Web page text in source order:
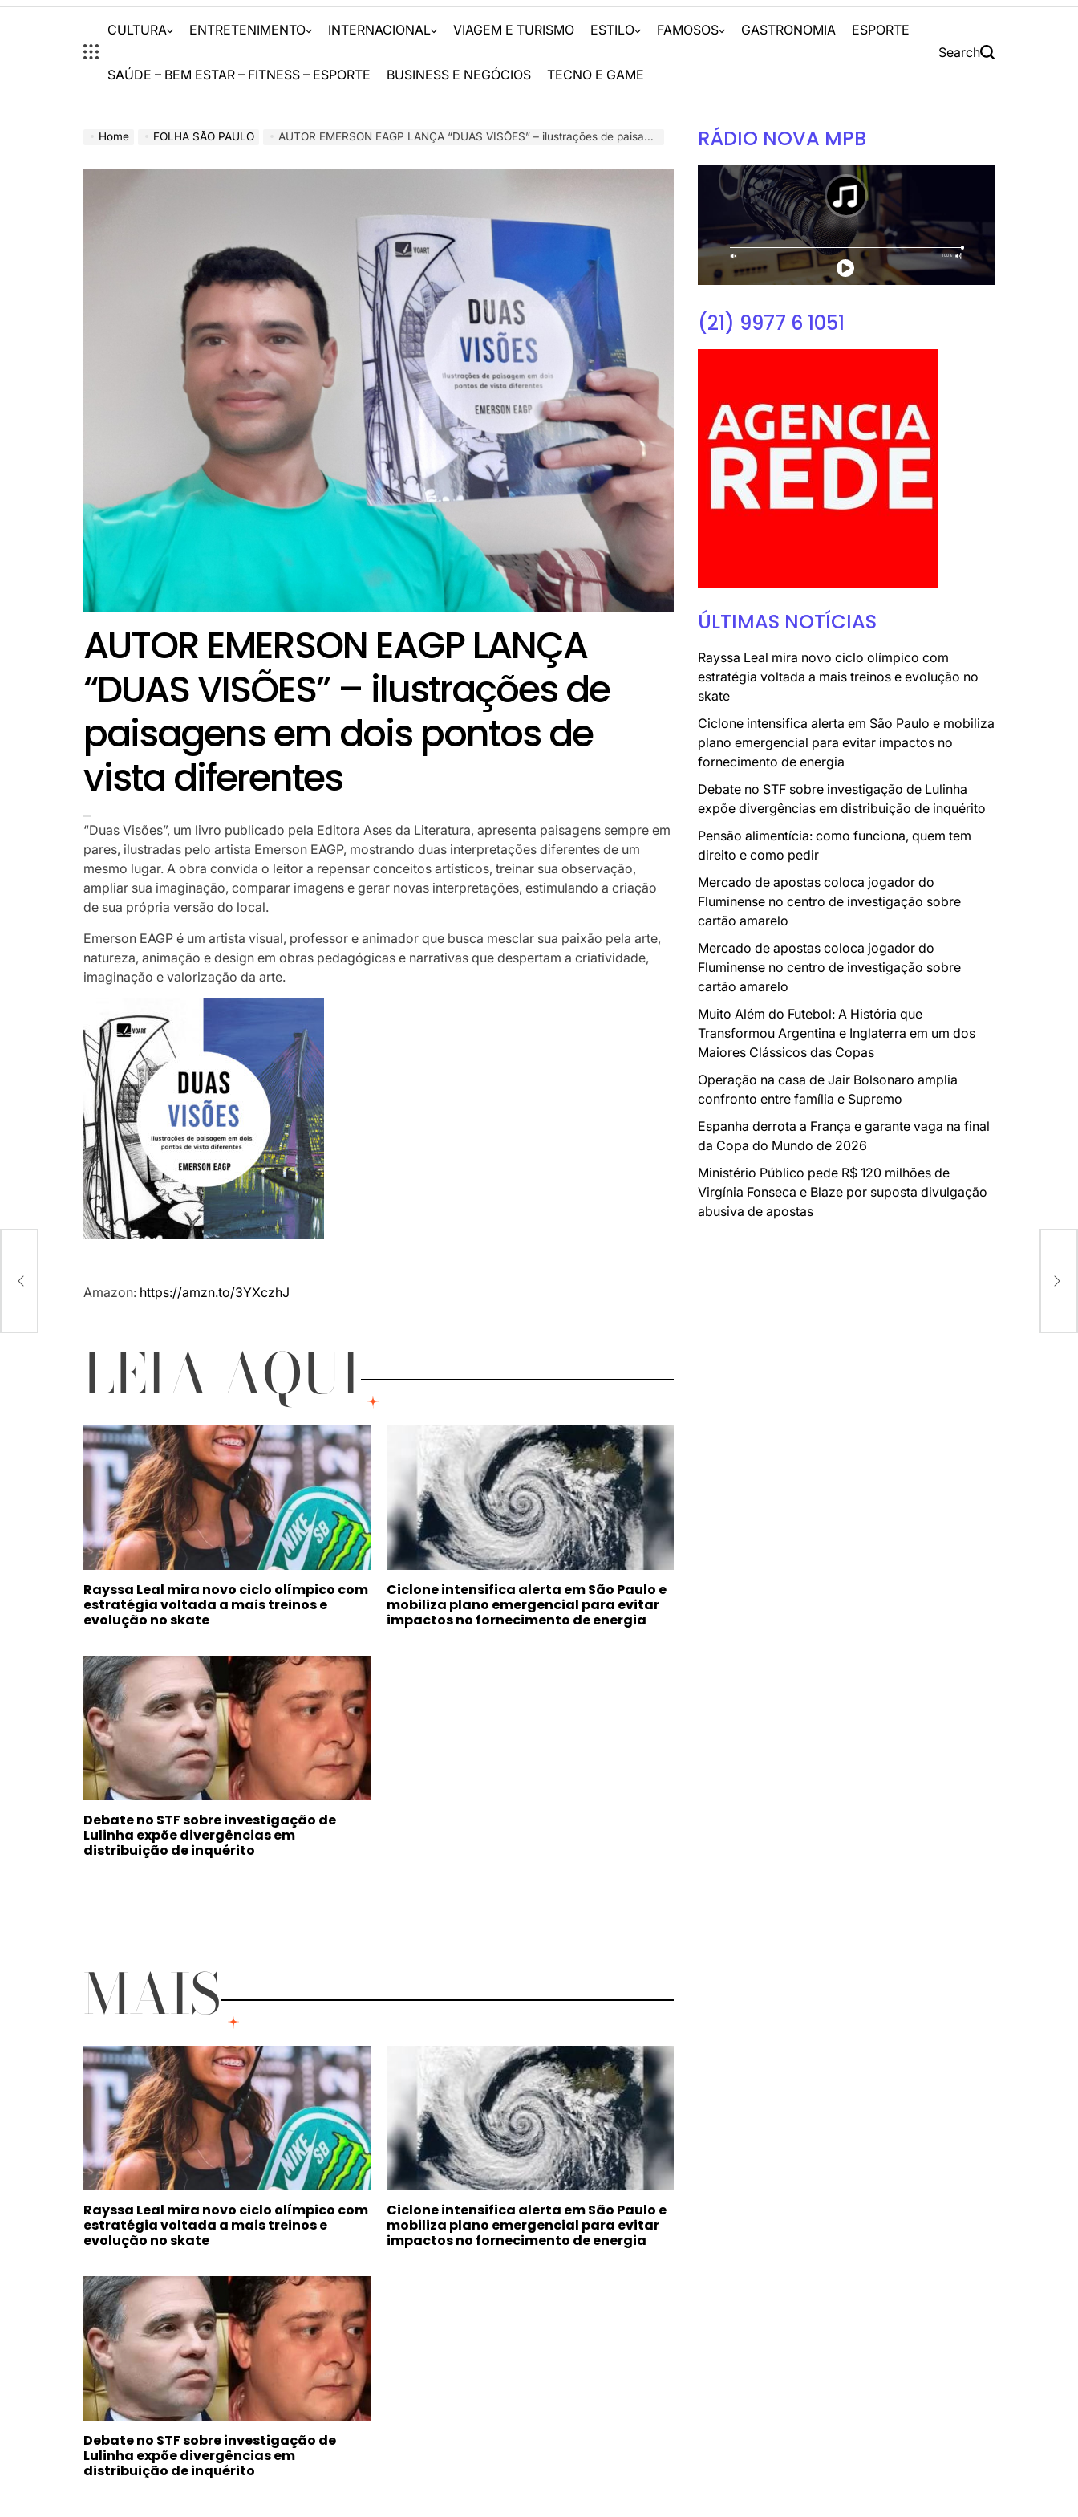
CULTURA ENTRETENIMENTO INTERNACIONAL VIAGEM E TURISMO ESTILO FAMOSOS GASTRONOMIA ESPORTE
SAÚDE – BEM ESTAR – FITNESS – ESPORTE BUSINESS E NEGÓCIOS TECNO E GAME
Search
Home FOLHA SÃO PAULO AUTOR EMERSON EAGP LANÇA “DUAS VISÕES” – ilustrações de paisagens em dois pontos de vista diferentes
AUTOR EMERSON EAGP LANÇA
“DUAS VISÕES” – ilustrações de
paisagens em dois pontos de
vista diferentes
“Duas Visões”, um livro publicado pela Editora Ases da Literatura, apresenta paisagens sempre em
pares, ilustradas pelo artista Emerson EAGP, mostrando duas interpretações diferentes de um
mesmo lugar. A obra convida o leitor a repensar conceitos artísticos, treinar sua observação,
ampliar sua imaginação, comparar imagens e gerar novas interpretações, estimulando a criação
de sua própria versão do local.
Emerson EAGP é um artista visual, professor e animador que busca mesclar sua paixão pela arte,
natureza, animação e design em obras pedagógicas e narrativas que despertam a criatividade,
imaginação e valorização da arte.
Amazon: https://amzn.to/3YXczhJ
LEIA AQUI
Rayssa Leal mira novo ciclo olímpico com
estratégia voltada a mais treinos e
evolução no skate
Ciclone intensifica alerta em São Paulo e
mobiliza plano emergencial para evitar
impactos no fornecimento de energia
Debate no STF sobre investigação de
Lulinha expõe divergências em
distribuição de inquérito
MAIS
Rayssa Leal mira novo ciclo olímpico com
estratégia voltada a mais treinos e
evolução no skate
Ciclone intensifica alerta em São Paulo e
mobiliza plano emergencial para evitar
impactos no fornecimento de energia
Debate no STF sobre investigação de
Lulinha expõe divergências em
distribuição de inquérito
RÁDIO NOVA MPB
(21) 9977 6 1051
ÚLTIMAS NOTÍCIAS
Rayssa Leal mira novo ciclo olímpico com
estratégia voltada a mais treinos e evolução no
skate
Ciclone intensifica alerta em São Paulo e mobiliza
plano emergencial para evitar impactos no
fornecimento de energia
Debate no STF sobre investigação de Lulinha
expõe divergências em distribuição de inquérito
Pensão alimentícia: como funciona, quem tem
direito e como pedir
Mercado de apostas coloca jogador do
Fluminense no centro de investigação sobre
cartão amarelo
Mercado de apostas coloca jogador do
Fluminense no centro de investigação sobre
cartão amarelo
Muito Além do Futebol: A História que
Transformou Argentina e Inglaterra em um dos
Maiores Clássicos das Copas
Operação na casa de Jair Bolsonaro amplia
confronto entre família e Supremo
Espanha derrota a França e garante vaga na final
da Copa do Mundo de 2026
Ministério Público pede R$ 120 milhões de
Virgínia Fonseca e Blaze por suposta divulgação
abusiva de apostas